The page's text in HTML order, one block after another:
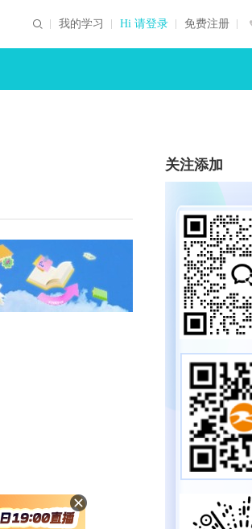
我的学习 Hi 请登录 免费注册
关注添加